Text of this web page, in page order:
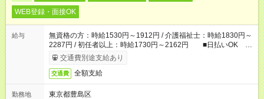
WEB登録・面接OK
給与
無資格の方：時給1530円～1912円 / 介護福祉士：時給1830円～
2287円 / 初任者以上：時給1730円～2162円 ■日払いOK ■
日収例：1万2240円（時給1530円×8h）
交通費別途支給あり
交通費 全額支給
勤務地
東京都豊島区